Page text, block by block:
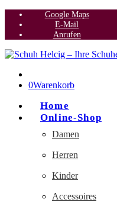
Google Maps
E-Mail
Anrufen
0Warenkorb
Home
Online-Shop
Damen
Herren
Kinder
Accessoires